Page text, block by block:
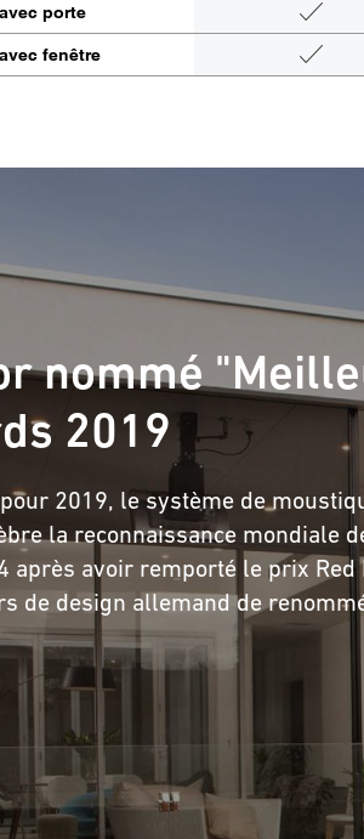
porte
fenêtre
nommé
2019
pour 2019, le système de
la reconnaissance mondiale
après avoir remporté le prix
de design allemand de